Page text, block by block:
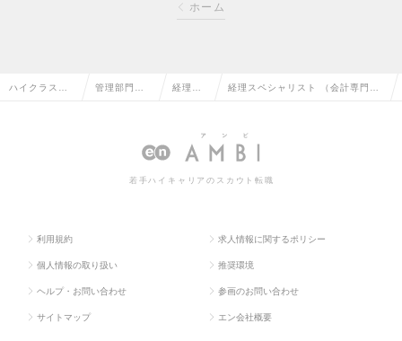
ホーム
ハイクラス求 管理部門系 経理の 経理スペシャリスト （会計専門
若手ハイキャリアのスカウト転職
利用規約 求人情報に関するポリシー
個人情報の取り扱い 推奨環境
ヘルプ・お問い合わせ 参画のお問い合わせ
サイトマップ エン会社概要